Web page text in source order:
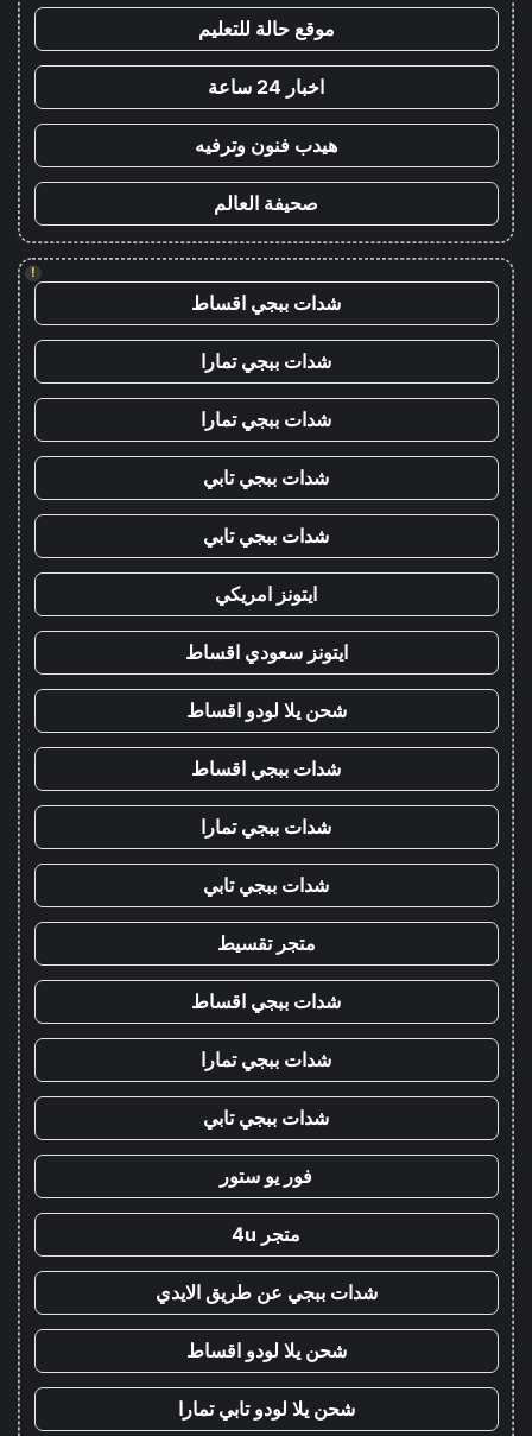
موقع حالة للتعليم
اخبار 24 ساعة
هيدب فنون وترفيه
صحيفة العالم
!
شدات ببجي اقساط
شدات ببجي تمارا
شدات ببجي تمارا
شدات ببجي تابي
شدات ببجي تابي
ايتونز امريكي
ايتونز سعودي اقساط
شحن يلا لودو اقساط
شدات ببجي اقساط
شدات ببجي تمارا
شدات ببجي تابي
متجر تقسيط
شدات ببجي اقساط
شدات ببجي تمارا
شدات ببجي تابي
فور يو ستور
متجر 4u
شدات ببجي عن طريق الايدي
شحن يلا لودو اقساط
شحن يلا لودو تابي تمارا